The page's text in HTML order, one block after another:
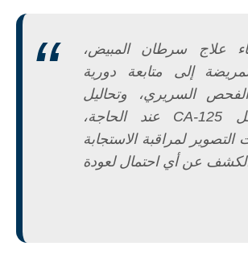
علاج سرطان المبيض،
إلى متابعة دورية
السريري، وتحاليل
الدم مثل CA-125 عند الحاجة،
التصوير لمراقبة الاستجابة
عن أي احتمال لعودة